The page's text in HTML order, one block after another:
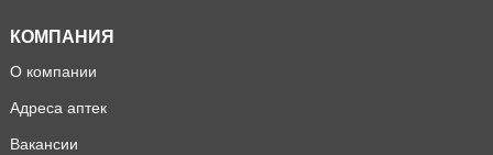
КОМПАНИЯ
О компании
Адреса аптек
Вакансии